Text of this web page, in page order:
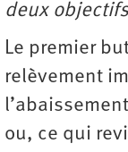
deux
Le premier
relèvement
ou, ce qui